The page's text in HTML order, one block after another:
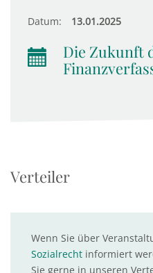
Datum: 13.01.2025
Die Zukunft
Verteiler
Wenn Sie über
Sozialrecht informiert
Sie gerne in unseren